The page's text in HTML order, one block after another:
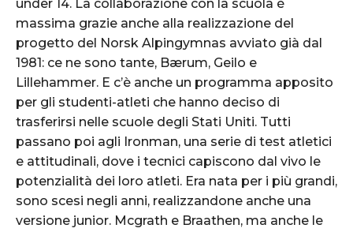
under 14. La collaborazione con la scuola è
massima grazie anche alla realizzazione del
progetto del Norsk Alpingymnas avviato già dal
1981: ce ne sono tante, Bærum, Geilo e
Lillehammer. E c’è anche un programma apposito
per gli studenti-atleti che hanno deciso di
trasferirsi nelle scuole degli Stati Uniti. Tutti
passano poi agli Ironman, una serie di test atletici
e attitudinali, dove i tecnici capiscono dal vivo le
potenzialità dei loro atleti. Era nata per i più grandi,
sono scesi negli anni, realizzandone anche una
versione junior. Mcgrath e Braathen, ma anche le